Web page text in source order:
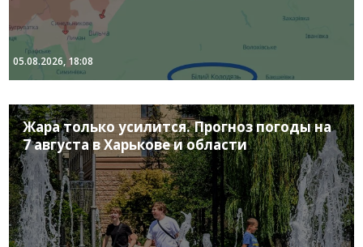
05.08.2026, 18:08
Жара только усилится. Прогноз погоды на
7 августа в Харькове и области